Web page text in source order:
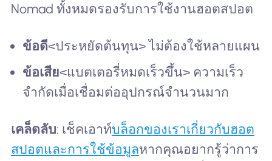
Nomad ทั้งหมดรองรับการใช้งานฮอตสปอต
ข้อดี<ประหยัดต้นทุน> ไม่ต้องใช้หลายแผน
ข้อเสีย<แบตเตอรี่หมดเร็วขึ้น> ความเร็ว
จำกัดเมื่อเชื่อมต่ออุปกรณ์จำนวนมาก
เคล็ดลับ: เช็คเอาท์บล็อกของเราเกี่ยวกับฮอต
สปอตและการใช้ข้อมูลหากคุณอยากรู้ว่าการ